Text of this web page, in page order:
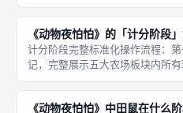
任何关联，单局全部分值由躲藏
黑阶段点位选择的角色，线下对
是独自占
《动物夜怕怕》的「计分阶段
计分阶段完整标准化操作流程：
记，完整展示五大农场板块内所
实区域人数，不受逃跑阶段口头
图真实分布为唯一依据；第二步
计分体系
《动物夜怕怕》中田鼠在什么